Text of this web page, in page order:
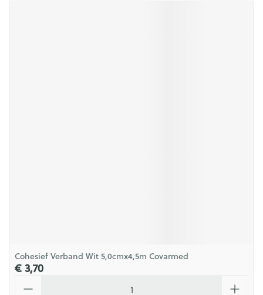
Cohesief Verband Wit 5,0cmx4,5m Covarmed
€ 3,70